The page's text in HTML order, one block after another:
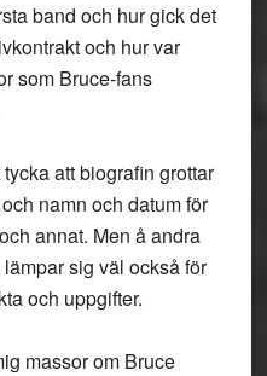
band och hur gick det
och hur var
som Bruce-fans
att biografin grottar
namn och datum för
annat. Men å andra
sig väl också för
och uppgifter.
massor om Bruce